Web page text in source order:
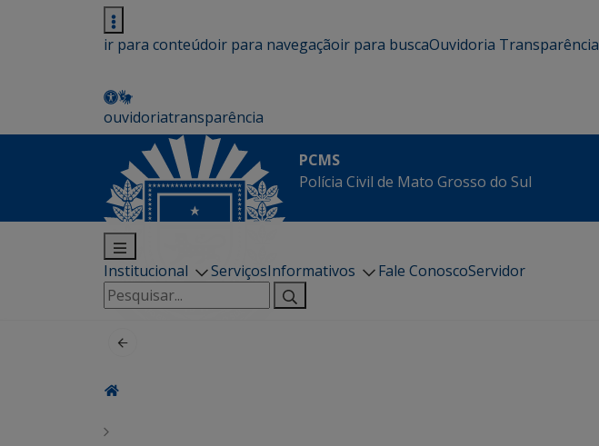
ir para conteúdoir para navegaçãoir para buscaOuvidoria Transparência
ouvidoriatransparência
PCMS
Polícia Civil de Mato Grosso do Sul
Institucional ServiçosInformativos Fale ConoscoServidor
Pesquisar
por: